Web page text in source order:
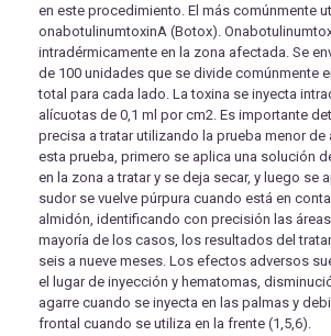
en este procedimiento. El más comúnmente
onabotulinumtoxinA (Botox).
intradérmicamente en la zona afectada. Se
de 100 unidades que se divide comúnmente
total para cada lado. La toxina se inyecta
alícuotas de 0,1 ml por cm2. Es importante
precisa a tratar utilizando la prueba menor de
esta prueba, primero se aplica una solución
en la zona a tratar y se deja secar, y luego se
sudor se vuelve púrpura cuando está en
almidón, identificando con precisión las áreas
mayoría de los casos, los resultados del
seis a nueve meses. Los efectos adversos
el lugar de inyección y hematomas,
agarre cuando se inyecta en las palmas y
frontal cuando se utiliza en la frente (1,5,6).